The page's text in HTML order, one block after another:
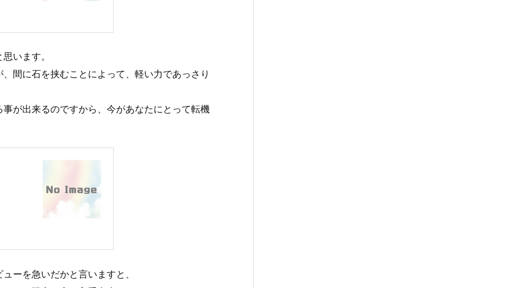
います。
間に石を挟むことによって、軽い力であっさり
が出来るのですから、今があなたにとって転機
ーを急いだかと言いますと、